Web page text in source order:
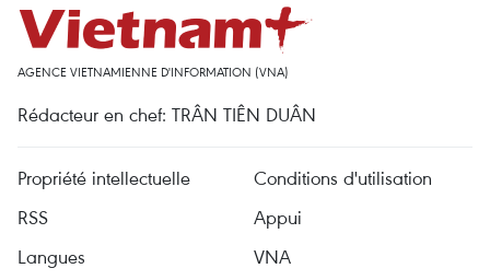
AGENCE VIETNAMIENNE D'INFORMATION (VNA)
Rédacteur en chef: TRÂN TIÊN DUÂN
Propriété intellectuelle
Conditions d'utilisation
RSS
Appui
Langues
VNA